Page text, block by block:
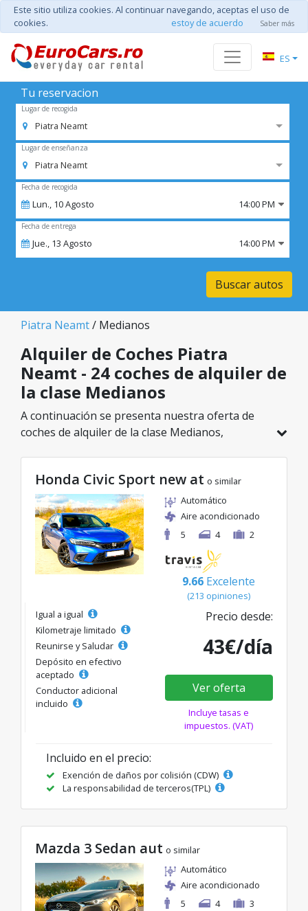
Este sitio utiliza cookies. Al continuar navegando, aceptas el uso de
cookies.
estoy de acuerdo Saber más
ES
Tu reservacion
Lugar de recogida
Piatra Neamt
Lugar de enseñanza
Piatra Neamt
Fecha de recogida
Lun., 10Agosto 14:00 PM
Fecha de entrega
Jue., 13 Agosto 14:00 PM
Buscar autos
Piatra Neamt/ Medianos
Alquiler de Coches Piatra
Neamt - 24 coches de alquiler de
la clase Medianos
A continuación se presenta nuestra oferta de
coches de alquiler de la clase Medianos,
modelo ideal de la categoría seleccionada, con
tarifas excelentes desde solo 23€/día.
Honda Civic Sport new at o similar
Automático
Aire acondicionado
5
4 2
9.66 Excelente
(213 opiniones)
Igual a igual
Kilometraje limitado
Reunirse y Saludar
Depósito en efectivo
aceptado
Conductor adicional
incluido
Precio desde:
43€/día
Ver oferta
Incluye tasas e
impuestos. (VAT)
Incluido en el precio:
Exención de daños por colisión (CDW)
La responsabilidad de terceros(TPL)
Mazda 3 Sedan aut o similar
Automático
Aire acondicionado
5
4 3